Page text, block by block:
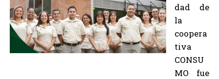
dad de
la
coopera
tiva
CONSU
MO fue